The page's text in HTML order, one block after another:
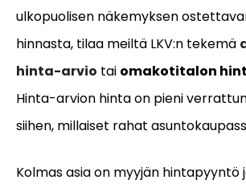
ulkopuolisen näkemyksen
hinnasta, tilaa meiltä LKV:n tekemä
hinta-arvio tai omakotitalon
Hinta-arvion hinta on pieni
siihen, millaiset rahat
Kolmas asia on myyjän hintapyyntö